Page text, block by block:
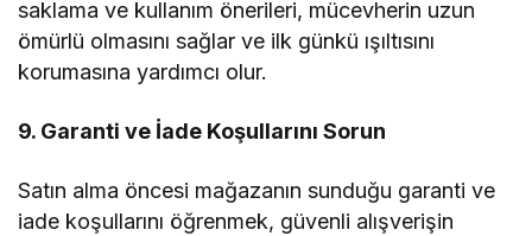
saklama ve kullanım önerileri, mücevherin uzun
ömürlü olmasını sağlar ve ilk günkü ışıltısını
korumasına yardımcı olur.
9. Garanti ve İade Koşullarını Sorun
Satın alma öncesi mağazanın sunduğu garanti ve
iade koşullarını öğrenmek, güvenli alışverişin